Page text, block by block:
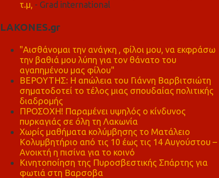
τ.μ, - Grad international
LAKONES.gr
"Αισθάνομαι την ανάγκη , φίλοι μου, να εκφράσω
την βαθιά μου λύπη για τον θάνατο του
αγαπημένου μας φίλου"
ΒΕΡΟΥΤΗΣ: Η απώλεια του Γιάννη Βαρβιτσιώτη
σηματοδοτεί το τέλος μιας σπουδαίας πολιτικής
διαδρομής
ΠΡΟΣΟΧΗ! Παραμένει υψηλός ο κίνδυνος
πυρκαγιάς σε όλη τη Λακωνία
Χωρίς μαθήματα κολύμβησης το Ματάλειο
Κολυμβητήριο από τις 10 έως τις 14 Αυγούστου –
Ανοικτή η πισίνα για το κοινό
Κινητοποίηση της Πυροσβεστικής Σπάρτης για
φωτιά στη Βαρσοβα